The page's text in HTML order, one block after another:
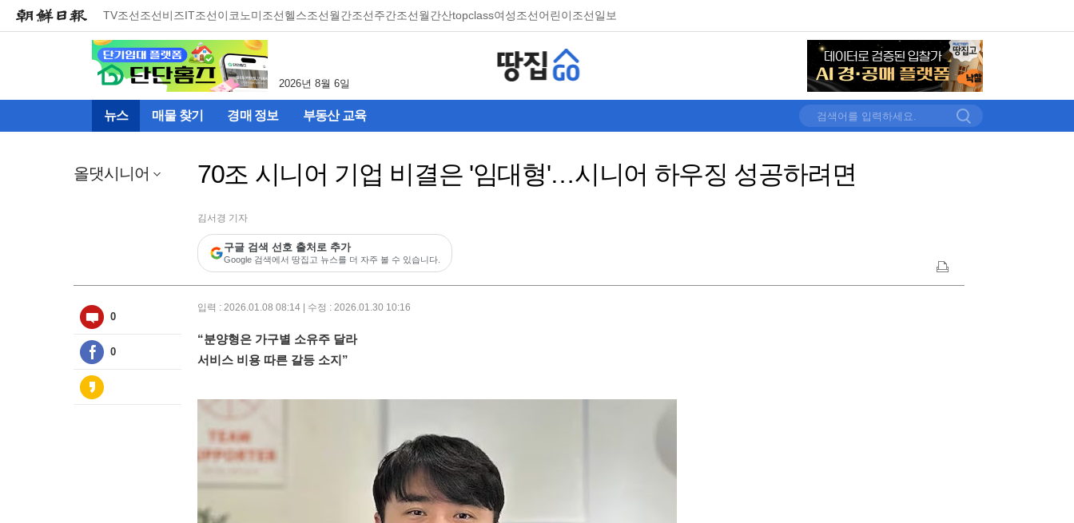
TV조선조선비즈IT조선이코노미조선헬스조선월간조선주간조선월간산topclass여성조선어린이조선일보
2026년 8월 6일
뉴스 매물 찾기 경매 정보 부동산 교육
올댓시니어 70조 시니어 기업 비결은 '임대형'…시니어 하우징 성공하려면
김서경 기자
구글 검색 선호 출처로 추가
Google 검색에서 땅집고 뉴스를 더 자주 볼 수 있습니다.
0
0
입력 : 2026.01.08 08:14 | 수정 : 2026.01.30 10:16
“분양형은 가구별 소유주 달라
서비스 비용 따른 갈등 소지”